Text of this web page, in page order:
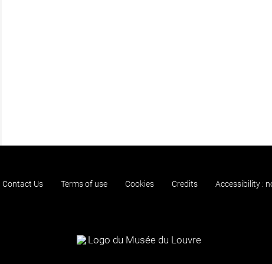
Contact Us Terms of use Cookies Credits Accessibility :